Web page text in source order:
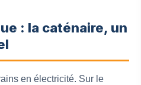
: la caténaire, un
en électricité. Sur le